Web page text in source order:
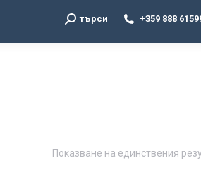
Search:
търси +359 888
Показване на единствения